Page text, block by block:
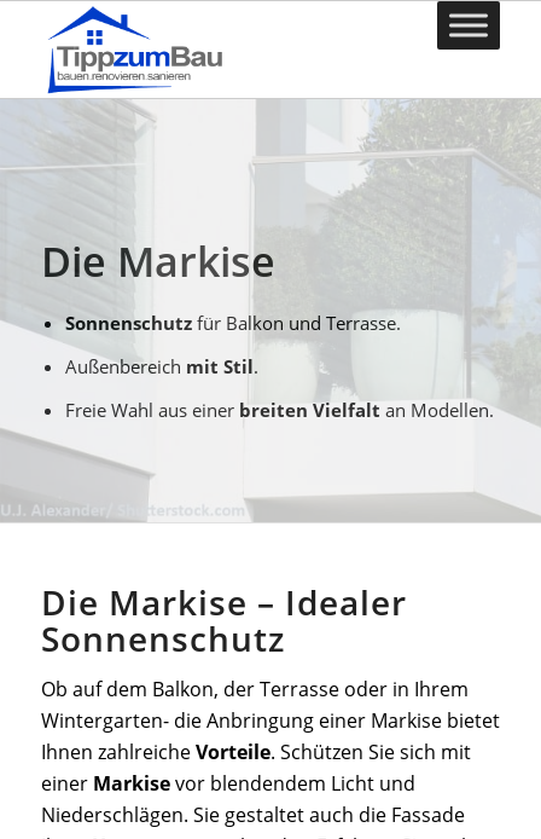
Die Markise
Sonnenschutz für Balkon und Terrasse.
Außenbereich mit Stil.
Freie Wahl aus einer breiten Vielfalt an Modellen.
Die Markise – Idealer
Sonnenschutz
Ob auf dem Balkon, der Terrasse oder in Ihrem
Wintergarten- die Anbringung einer Markise bietet
Ihnen zahlreicheVorteile. Schützen Sie sich mit
einer Markisevor blendendem Licht und
Niederschlägen. Sie gestaltet auch die Fassade